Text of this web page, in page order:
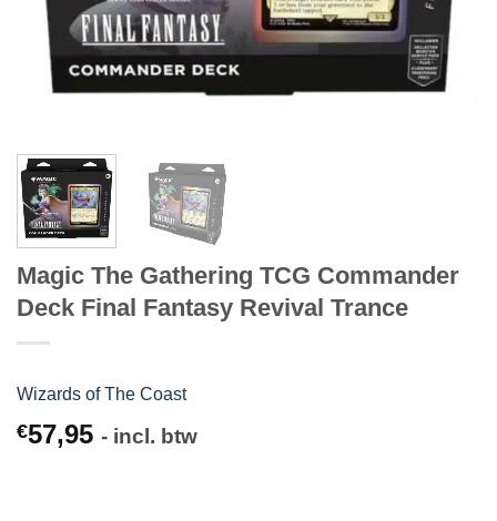
Magic The Gathering TCG Commander
Deck Final Fantasy Revival Trance
Wizards of The Coast
€57,95 - incl. btw